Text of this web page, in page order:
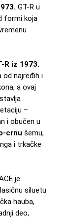
GT-R u
formi koja
R iz 1973.
od najređih i
a ovaj
–
i obučen u
crnu šemu,
i trkačke
je
siluetu
hauba,
deo,